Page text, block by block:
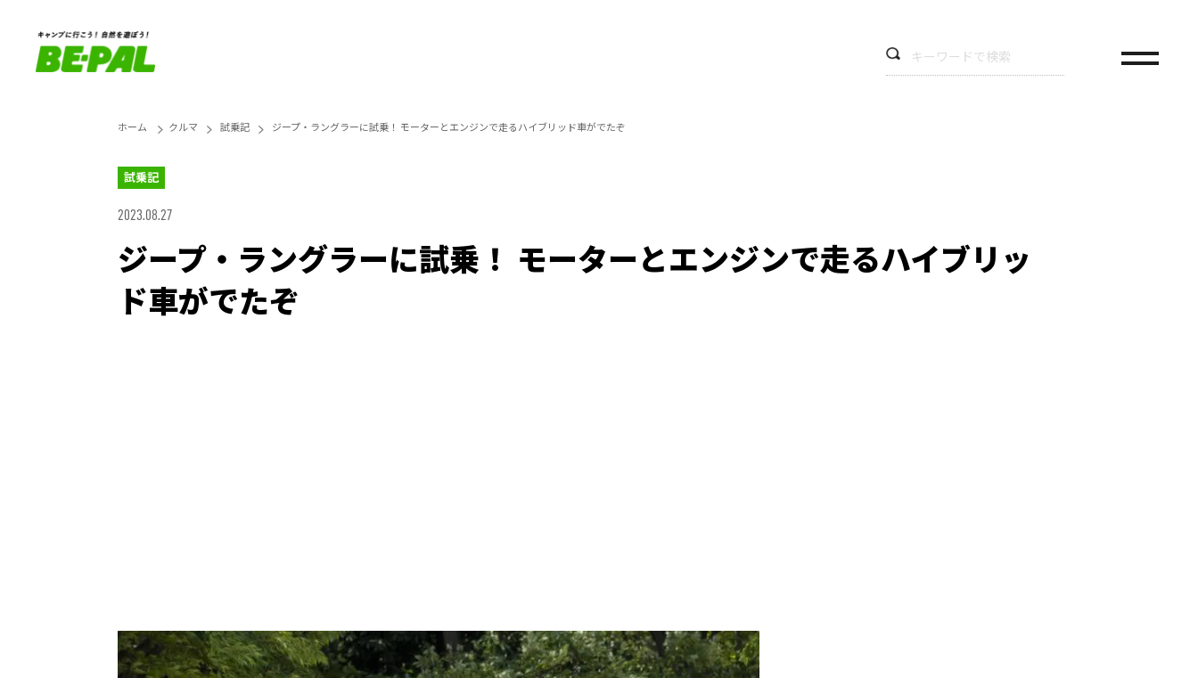
ホーム クルマ 試乗記 ジープ・ラングラーに試乗！ モーターとエンジンで走るハイブリッド車がでたぞ
試乗記
2023.08.27
ジープ・ラングラーに試乗！ モーターとエンジンで走るハイブリッ
ド車がでたぞ